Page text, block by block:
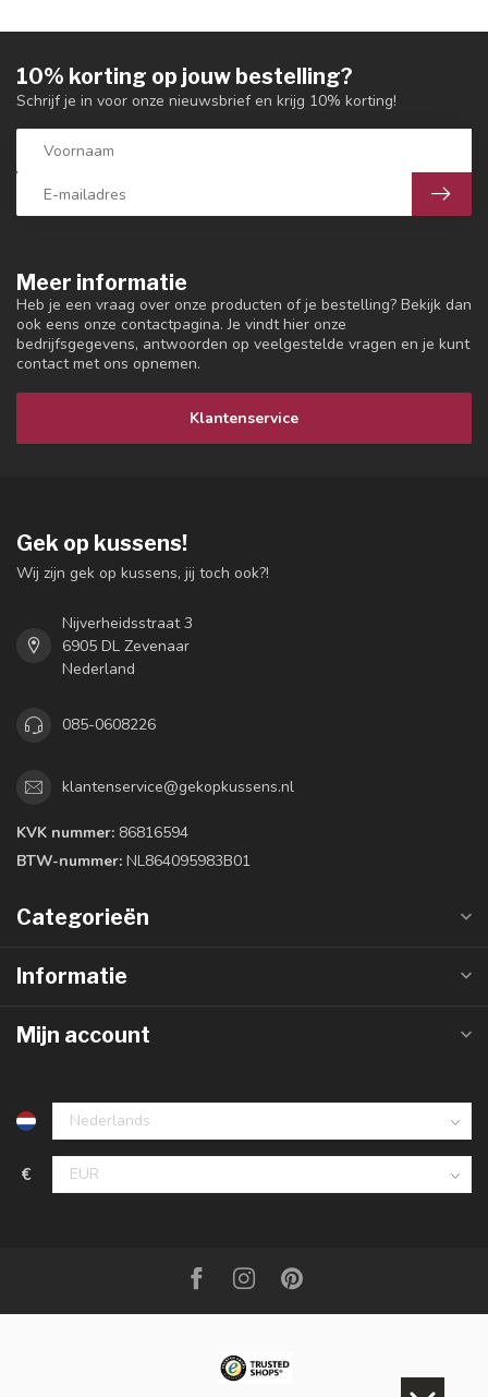
Meer informatie
Heb je een vraag over onze producten of je bestelling? Bekijk dan
ook eens onze contactpagina. Je vindt hier onze
bedrijfsgegevens, antwoorden op veelgestelde vragen en je kunt
contact met ons opnemen.
Klantenservice
10% korting op jouw bestelling?
Schrijf je in voor onze nieuwsbrief en krijg 10% korting!
Gek op kussens!
Wij zijn gek op kussens, jij toch ook?!
Nijverheidsstraat 3
6905 DL Zevenaar
Nederland
085-0608226
klantenservice@gekopkussens.nl
KVK nummer: 86816594
BTW-nummer: NL864095983B01
Categorieën
Informatie
Mijn account
€